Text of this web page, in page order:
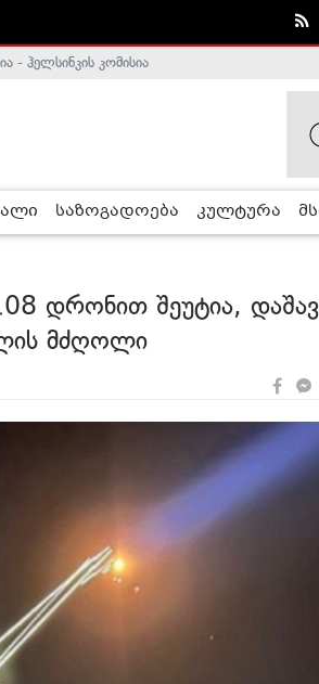
- ჰელსინკის კომისია
საზოგადოება კულტურა
დრონით შეუტია,
მძღოლი